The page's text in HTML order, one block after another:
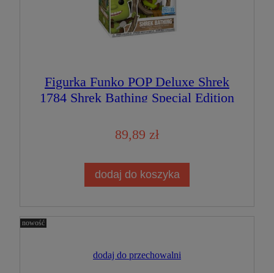
Figurka Funko POP Deluxe Shrek
1784 Shrek Bathing Special Edition
89,89 zł
dodaj do koszyka
dodaj do przechowalni
nowość